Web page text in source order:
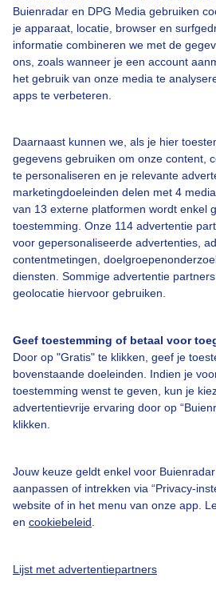
Buienradar en DPG Media gebruiken
je apparaat, locatie, browser en
informatie combineren we met de
ons, zoals wanneer je een account
het gebruik van onze media te
apps te verbeteren.
Daarnaast kunnen we, als je hier
gegevens gebruiken om onze content,
te personaliseren en je relevante
marketingdoeleinden delen met 4
van 13 externe platformen wordt enkel
toestemming. Onze 114 advertentie
voor gepersonaliseerde advertenties,
contentmetingen,
diensten. Sommige advertentie
geolocatie hiervoor gebruiken.
Geef toestemming of betaal voor
Door op "Gratis" te klikken, geef je
bovenstaande doeleinden. Indien je
toestemming wenst te geven, kun je
advertentievrije ervaring door op
klikken.
Jouw keuze geldt enkel voor
aanpassen of intrekken via “Privacy-
website of in het menu van onze app.
en cookiebeleid
Lijst met advertentiepartners
Een moment geduld
Over Buienradar
Bedrijfsgegevens
Veelgestelde vragen
Contact
Gebruikersvoorwaarden
Adverteren
Buienradar Team
Privacy beleid
Privacy instellingen
Gratis weerdata
Buienradar